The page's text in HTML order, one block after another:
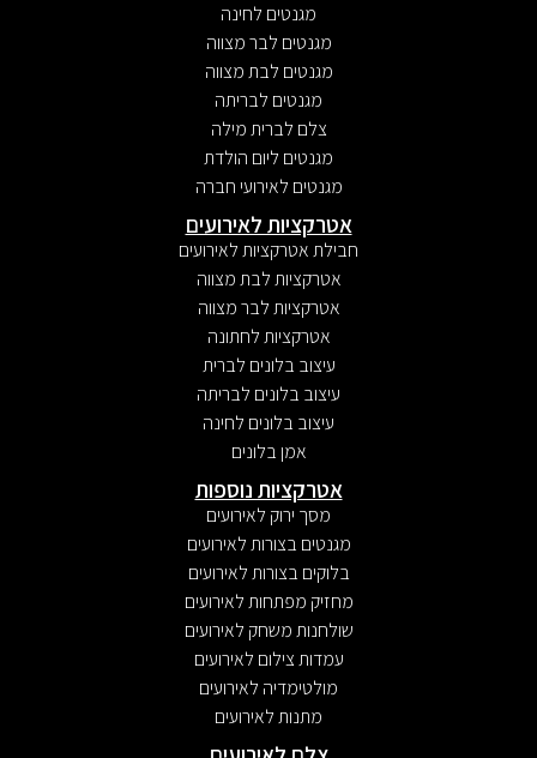
מגנטים לחינה
מגנטים לבר מצווה
מגנטים לבת מצווה
מגנטים לבריתה
צלם לברית מילה
מגנטים ליום הולדת
מגנטים לאירועי חברה
אטרקציות לאירועים
חבילת אטרקציות לאירועים
אטרקציות לבת מצווה
אטרקציות לבר מצווה
אטרקציות לחתונה
עיצוב בלונים לברית
עיצוב בלונים לבריתה
עיצוב בלונים לחינה
אמן בלונים
אטרקציות נוספות
מסך ירוק לאירועים
מגנטים בצורות לאירועים
בלוקים בצורות לאירועים
מחזיק מפתחות לאירועים
שולחנות משחק לאירועים
עמדות צילום לאירועים
מולטימדיה לאירועים
מתנות לאירועים